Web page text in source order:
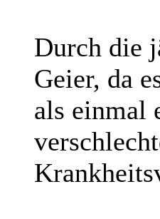
Durch die
Geier, da
als einmal